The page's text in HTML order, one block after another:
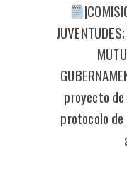
proyecto
protocolo